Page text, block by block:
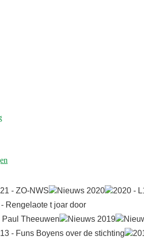
- ZO-NWS Nieuws 2020 2020 -
Rengelaote t joar door
Theeuwen
Nieuws 2019
- Funs Boyens over de stichting